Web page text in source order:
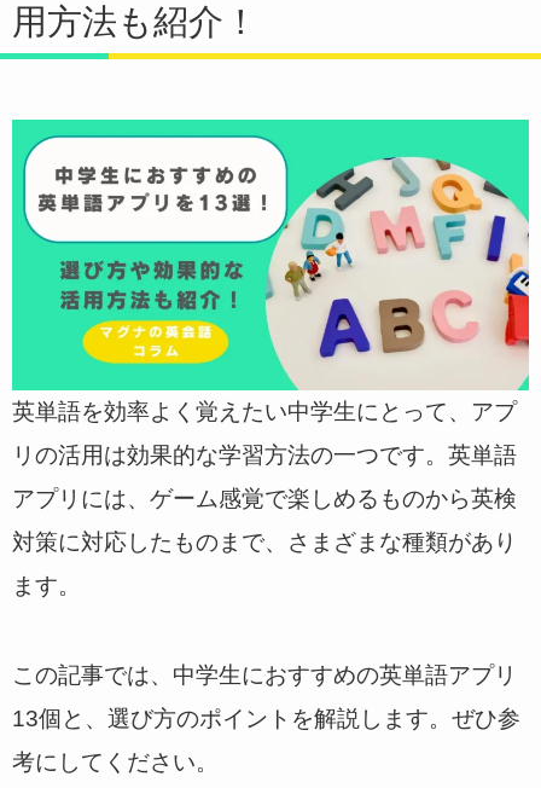
用方法も紹介！
英単語を効率よく覚えたい中学生にとって、アプ
リの活用は効果的な学習方法の一つです。英単語
アプリには、ゲーム感覚で楽しめるものから英検
対策に対応したものまで、さまざまな種類があり
ます。
この記事では、中学生におすすめの英単語アプリ
13個と、選び方のポイントを解説します。ぜひ参
考にしてください。